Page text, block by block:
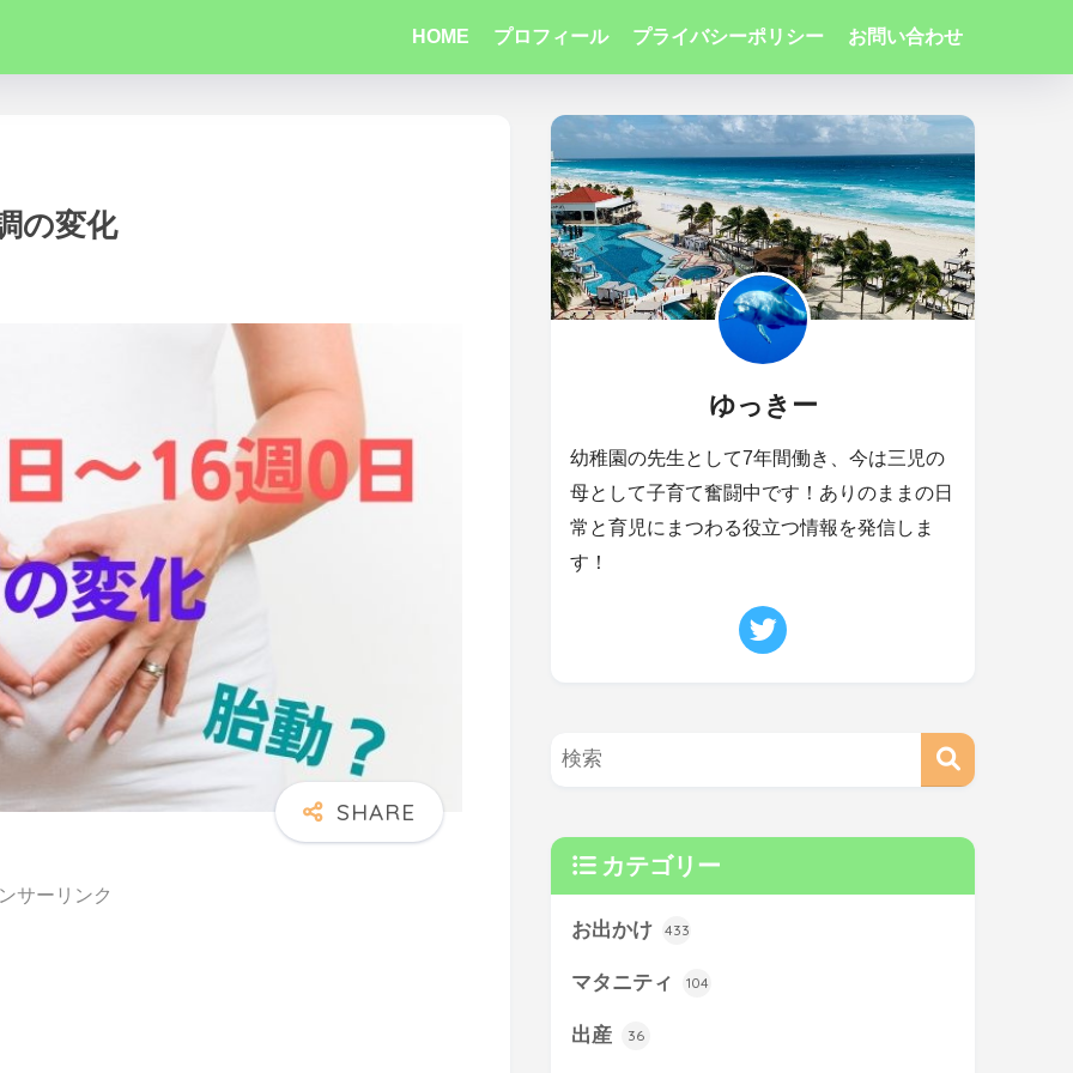
HOME プロフィール プライバシーポリシー お問い合わせ
の変化
サーリンク
ゆっきー
幼稚園の先生として7年間働き、今は三児の
母として子育て奮闘中です！ありのままの日
常と育児にまつわる役立つ情報を発信しま
す！
カテゴリー
お出かけ 433
マタニティ 104
出産 36